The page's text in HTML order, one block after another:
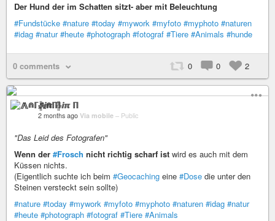
Der Hund der im Schatten sitzt- aber mit Beleuchtung
#Fundstücke #nature #today #mywork #myfoto #myphoto #naturen
#idag #natur #heute #photograph #fotograf #Tiere #Animals #hunde
0 comments 0 0 2
⨇⋒ℾ╬ⅈℼ ℿ
2 months ago Via mobile – Public
"Das Leid des Fotografen"
Wenn der #Frosch nicht richtig scharf ist wird es auch mit dem
Küssen nichts.
(Eigentlich suchte ich beim #Geocaching eine #Dose die unter den
Steinen versteckt sein sollte)
#nature #today #mywork #myfoto #myphoto #naturen #idag #natur
#heute #photograph #fotograf #Tiere #Animals